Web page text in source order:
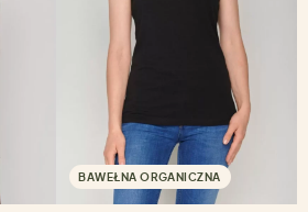
BAWEŁNA ORGANICZNA